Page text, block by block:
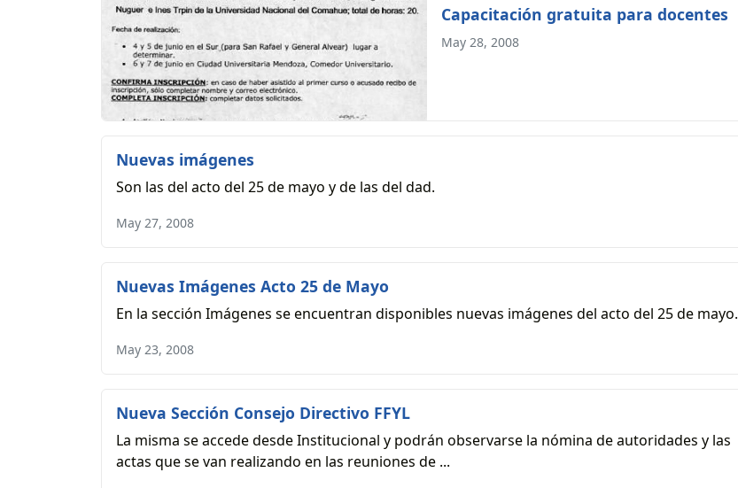
Capacitación gratuita para docentes
May 28, 2008
Nuevas imágenes
Son las del acto del 25 de mayo y de las del dad.
May 27, 2008
Nuevas Imágenes Acto 25 de Mayo
En la sección Imágenes se encuentran disponibles nuevas imágenes del acto del 25 de mayo.
May 23, 2008
Nueva Sección Consejo Directivo FFYL
La misma se accede desde Institucional y podrán observarse la nómina de autoridades y las
actas que se van realizando en las reuniones de ...